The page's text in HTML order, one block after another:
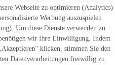
: S P
Webseite zu optimieren (Analytics)
Werbung auszuspielen
Um diese Dienste verwenden zu
wir Ihre Einwilligung. Indem
klicken, stimmen Sie den
Datenverarbeitungen freiwillig zu.